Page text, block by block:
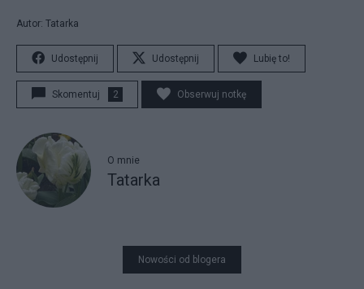
Autor: Tatarka
Udostępnij Udostępnij Lubię to!
Skomentuj 2 Obserwuj notkę
O mnie
Tatarka
Nowości od blogera